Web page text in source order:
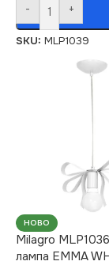
- +
SKU: MLP1039
НОВО
Milagro
лампа EMMA